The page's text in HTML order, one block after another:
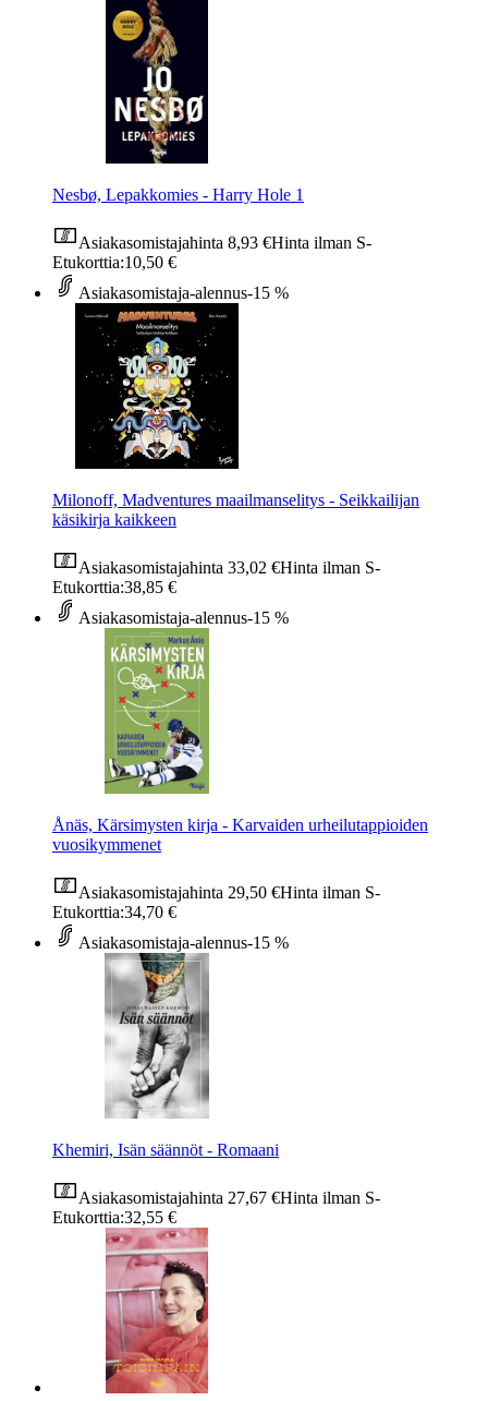
Nesbø, Lepakkomies - Harry Hole 1
Asiakasomistajahinta 8,93 €Hinta ilman S-
Etukorttia:10,50 €
Asiakasomistaja-alennus-15 %
Milonoff, Madventures maailmanselitys - Seikkailijan
käsikirja kaikkeen
Asiakasomistajahinta 33,02 €Hinta ilman S-
Etukorttia:38,85 €
Asiakasomistaja-alennus-15 %
Ånäs, Kärsimysten kirja - Karvaiden urheilutappioiden
vuosikymmenet
Asiakasomistajahinta 29,50 €Hinta ilman S-
Etukorttia:34,70 €
Asiakasomistaja-alennus-15 %
Khemiri, Isän säännöt - Romaani
Asiakasomistajahinta 27,67 €Hinta ilman S-
Etukorttia:32,55 €